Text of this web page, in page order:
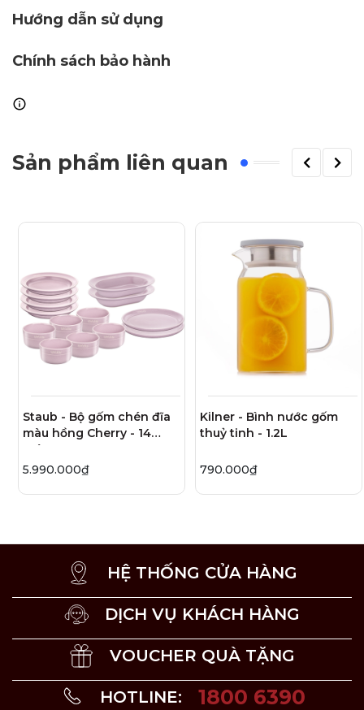
sử dụng luôn cảm thấy thoải mái, có logo dập chìm, phần
Thông Tin Thương Hiệu:
Chất liệu: Nhựa cao cấp, tay cầm bằng nhựa ABS sáng
bóng.
Bảo Quản:
Bảo quản nơi khô ráo thoáng mát.
An toàn với máy rửa chén.
Khuyến khích vệ sinh sản phẩm bằng tay.
cho việc gắp mì, chia phần mì để phục vụ được dễ dàng
Hướng dẫn sử dụng
Chính sách bảo hành
Sản phẩm liên quan
Staub - Bộ gốm chén đĩa
màu hồng Cherry - 14
món
5.990.000₫
Kilner - Bình nước gốm
thuỷ tinh - 1.2L
790.000₫
HỆ THỐNG CỬA HÀNG
DỊCH VỤ KHÁCH HÀNG
VOUCHER QUÀ TẶNG
HOTLINE: 1800 6390